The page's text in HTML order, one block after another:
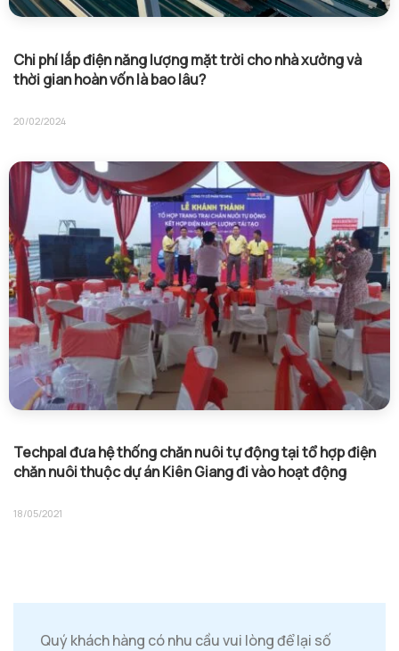
Chi phí lắp điện năng lượng mặt trời cho nhà xưởng và
thời gian hoàn vốn là bao lâu?
20/02/2024
Techpal đưa hệ thống chăn nuôi tự động tại tổ hợp điện
chăn nuôi thuộc dự án Kiên Giang đi vào hoạt động
18/05/2021
Quý khách hàng có nhu cầu vui lòng để lại số